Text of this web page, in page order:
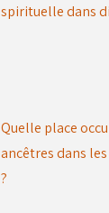
spirituelle dans
Quelle place
ancêtres dans
?